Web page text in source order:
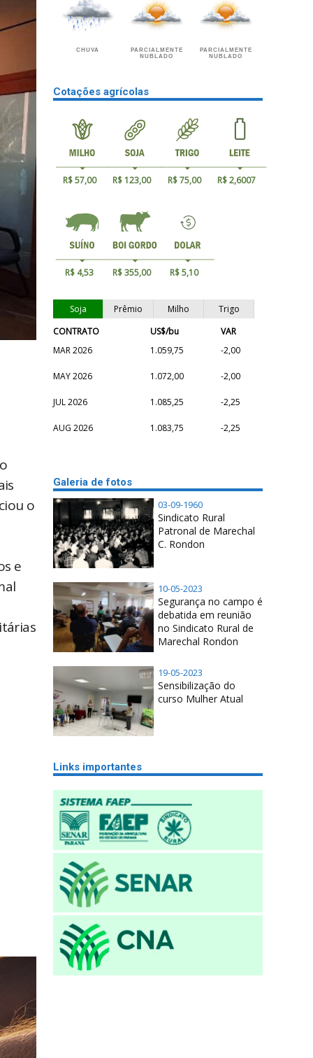
o
e
CHUVA
PARCIALMENTE
NUBLADO
PARCIALMENTE
NUBLADO
Cotações agrícolas
R$ 57,00 R$ 123,00 R$ 75,00 R$ 2,6007
R$ 4,53 R$ 355,00 R$ 5,10
Soja Prêmio Milho
Trigo
CONTRATO
US$/bu
VAR
MAR 2026
1.059,75 -2,00
MAY 2026 1.072,00 -2,00
JUL 2026 1.085,25 -2,25
AUG 2026 1.083,75 -2,25
Galeria de fotos
03-09-1960
Sindicato Rural
Patronal de Marechal
C. Rondon
10-05-2023
Segurança no campo é
debatida em reunião
no Sindicato Rural de
Marechal Rondon
19-05-2023
Sensibilização do
curso Mulher Atual
Links importantes